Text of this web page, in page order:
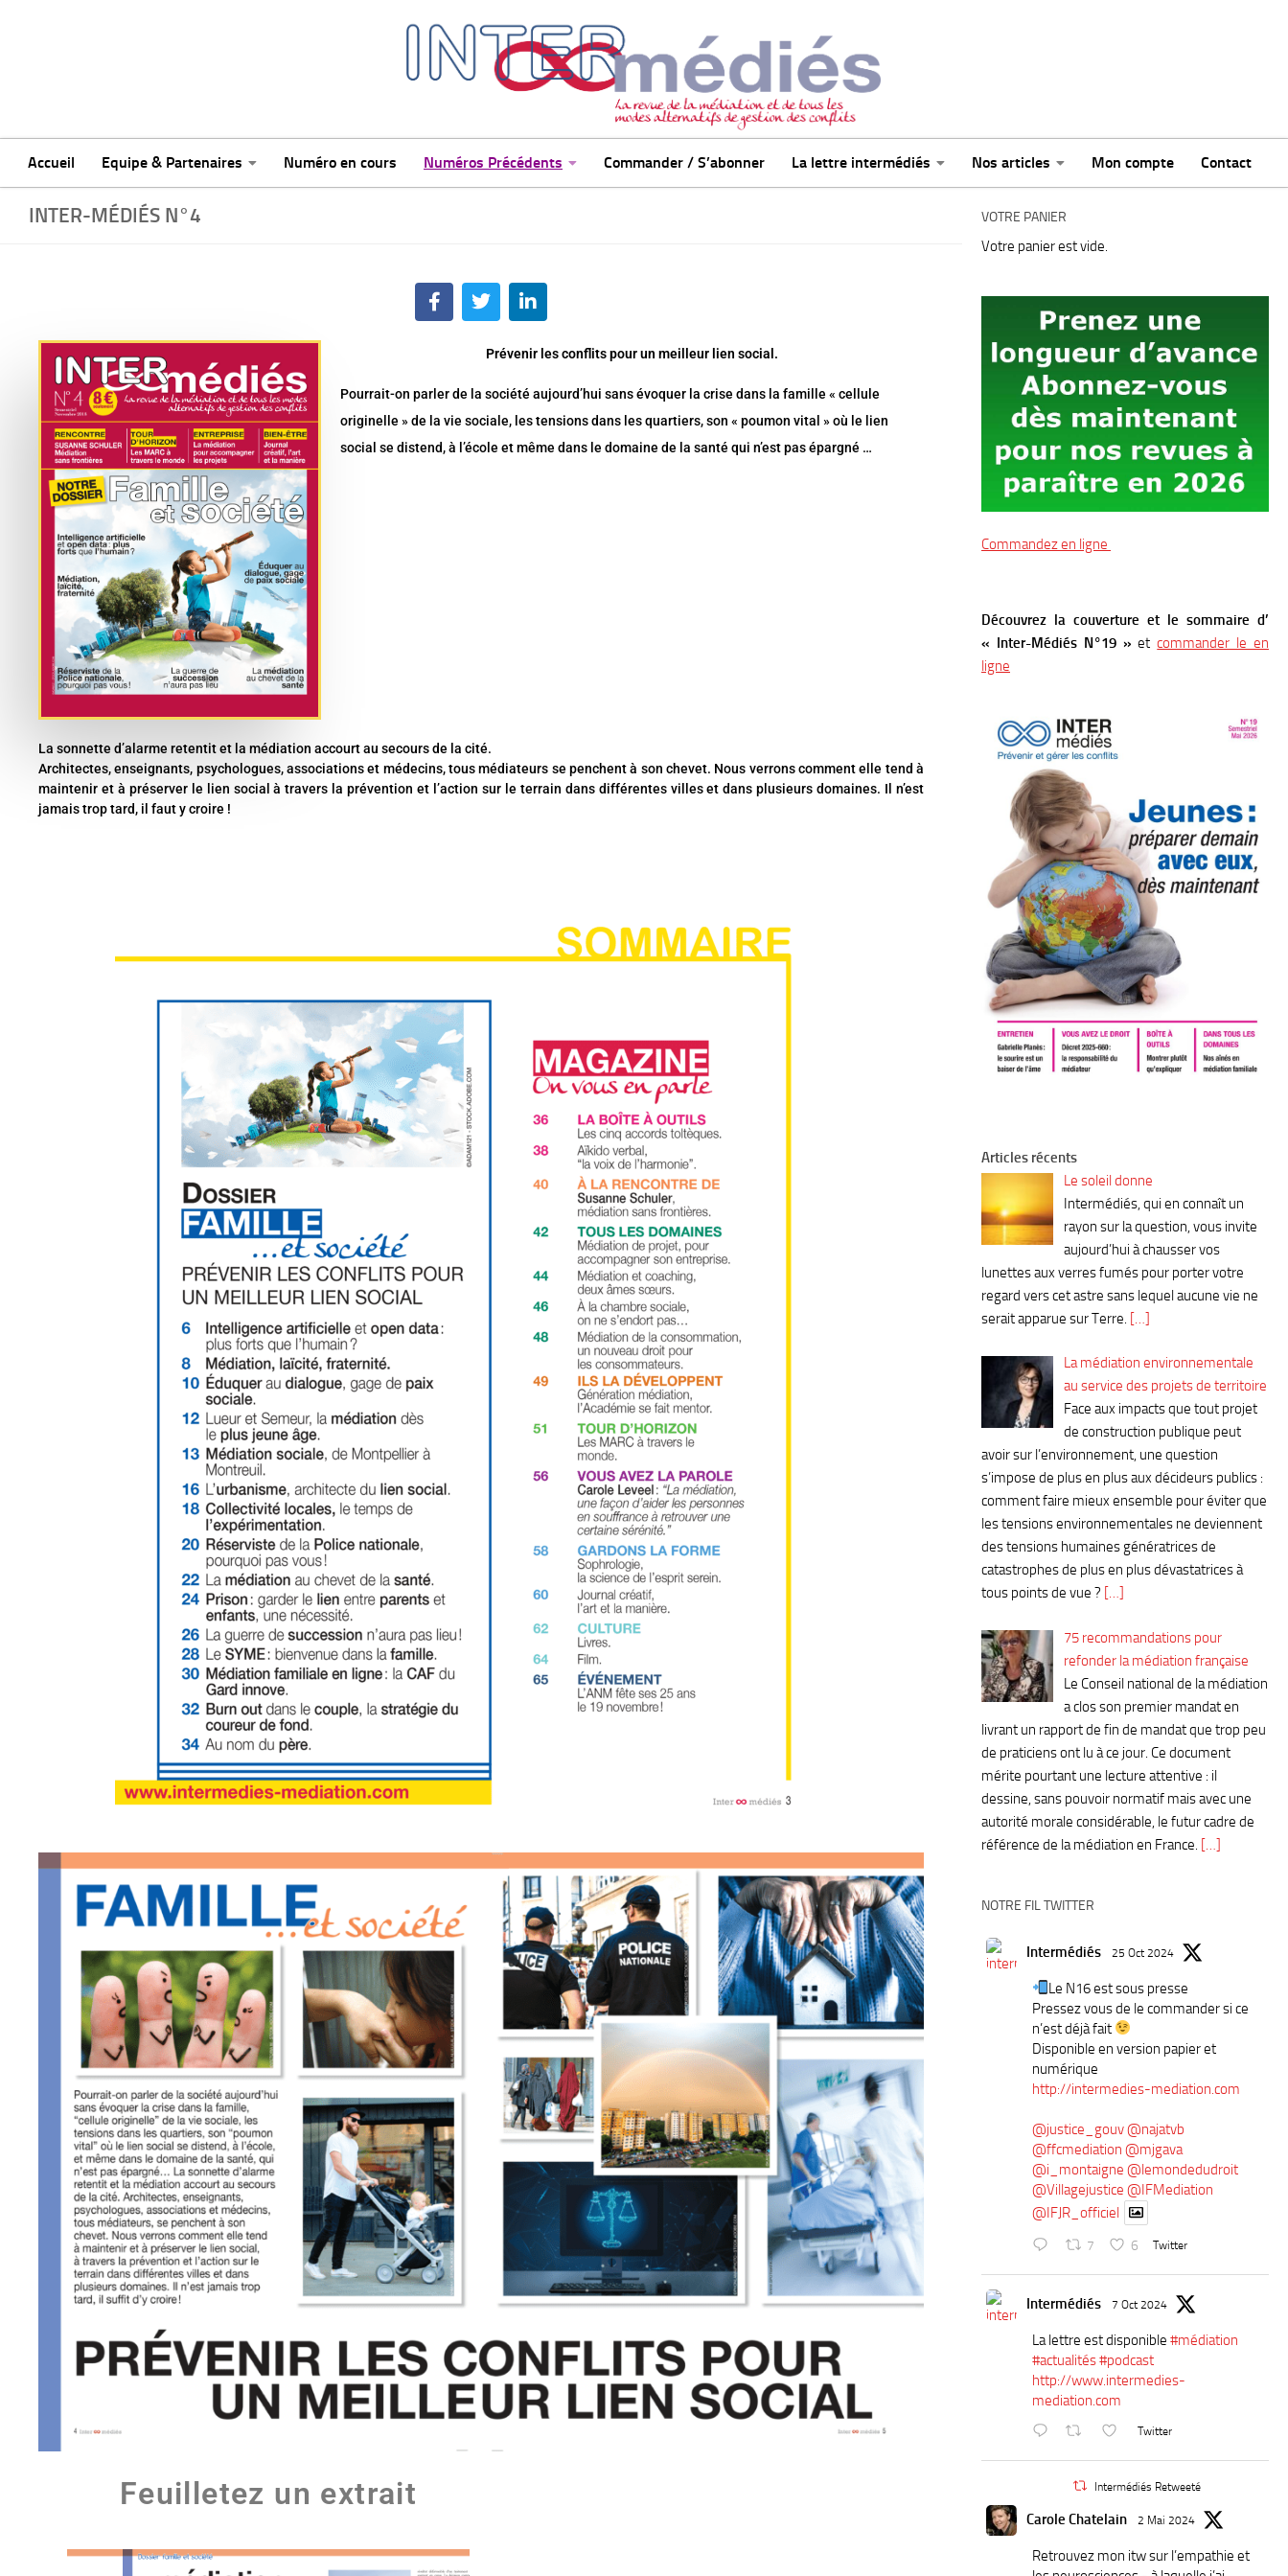
Accueil Equipe & Partenaires Numéro en cours Numéros Précédents Commander / S’abonner La lettre intermédiés Nos articles Mon compte Contact
INTER-MÉDIÉS N°4
Prévenir les conflits pour un meilleur lien social.
Pourrait-on parler de la société aujourd’hui sans évoquer la crise dans la famille « cellule
originelle » de la vie sociale, les tensions dans les quartiers, son « poumon vital » où le lien
social se distend, à l’école et même dans le domaine de la santé qui n’est pas épargné …
La sonnette d’alarme retentit et la médiation accourt au secours de la cité.
Architectes, enseignants, psychologues, associations et médecins, tous médiateurs se penchent à son chevet. Nous verrons comment elle tend à
maintenir et à préserver le lien social à travers la prévention et l’action sur le terrain dans différentes villes et dans plusieurs domaines. Il n’est
jamais trop tard, il faut y croire !
Feuilletez un extrait
VOTRE PANIER
Votre panier est vide.
Commandez en ligne
Découvrez la couverture et le sommaire d’
« Inter-Médiés N°19 »etcommander le en
ligne
Articles récents
Le soleil donne
Intermédiés, qui en connaît un
rayon sur la question, vous invite
aujourd’hui à chausser vos
lunettes aux verres fumés pour porter votre
regard vers cet astre sans lequel aucune vie ne
serait apparue sur Terre. […]
La médiation environnementale
au service des projets de territoire
Face aux impacts que tout projet
de construction publique peut
avoir sur l’environnement, une question
s’impose de plus en plus aux décideurs publics :
comment faire mieux ensemble pour éviter que
les tensions environnementales ne deviennent
des tensions humaines génératrices de
catastrophes de plus en plus dévastatrices à
tous points de vue ? […]
75 recommandations pour
refonder la médiation française
Le Conseil national de la médiation
a clos son premier mandat en
livrant un rapport de fin de mandat que trop peu
de praticiens ont lu à ce jour. Ce document
mérite pourtant une lecture attentive : il
dessine, sans pouvoir normatif mais avec une
autorité morale considérable, le futur cadre de
référence de la médiation en France. […]
NOTRE FIL TWITTER
Intermédiés 25 Oct 2024
Le N16 est sous presse
Pressez vous de le commander si ce
n’est déjà fait
Disponible en version papier et
numérique
http://intermedies-mediation.com
@justice_gouv@najatvb
@ffcmediation @mjgava
@i_montaigne @lemondedudroit
@Villagejustice @IFMediation
@IFJR_officiel
7 6 Twitter
Intermédiés 7 Oct 2024
La lettre est disponible #médiation
#actualités#podcast
http://www.intermedies-
mediation.com
Twitter
Intermédiés Retweeté
Carole Chatelain 2 Mai 2024
Retrouvez mon itw sur l’empathie et